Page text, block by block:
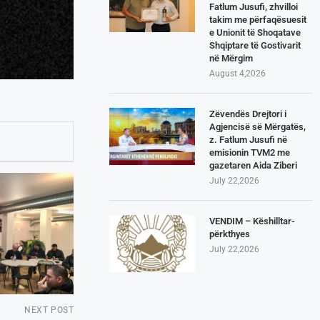
NEXT POST
Fatlum Jusufi, zhvilloi
takim me përfaqësuesit
e Unionit të Shoqatave
Shqiptare të Gostivarit
në Mërgim
August 4,2026
Zëvendës Drejtori i
Agjencisë së Mërgatës,
z. Fatlum Jusufi në
emisionin TVM2 me
gazetaren Aida Ziberi
July 22,2026
VENDIM – Këshilltar-
përkthyes
July 22,2026